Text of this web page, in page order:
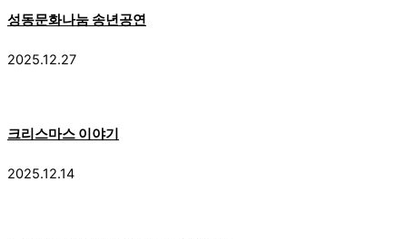
성동문화나눔 송년공연
2025.12.27
크리스마스 이야기
2025.12.14